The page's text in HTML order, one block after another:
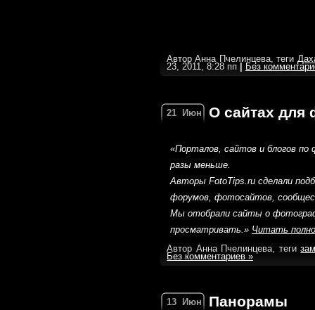
Автор Анна Пчелинцева, теги
23, 2011, 8:28 пп Без
21 Июн О сайтах для
«Порталов, сайтов и блогов
разы меньше.
Авторы FotoTips.ru сделали
форумов, фотосайтов,
Мы отобрали сайты о
просматривать.» Читать
Автор Анна Пчелинцева, теги
Без комментариев »
13 Июн Панорамы